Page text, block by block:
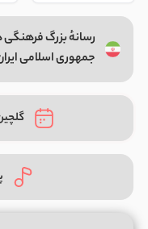
رسانهٔ بزرگ
جمهوری اسلامی